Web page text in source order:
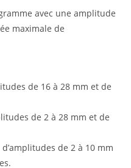
avec une amplitude
maximale de
de 16 à 28 mm et de
de 2 à 28 mm et de
de 2 à 10 mm